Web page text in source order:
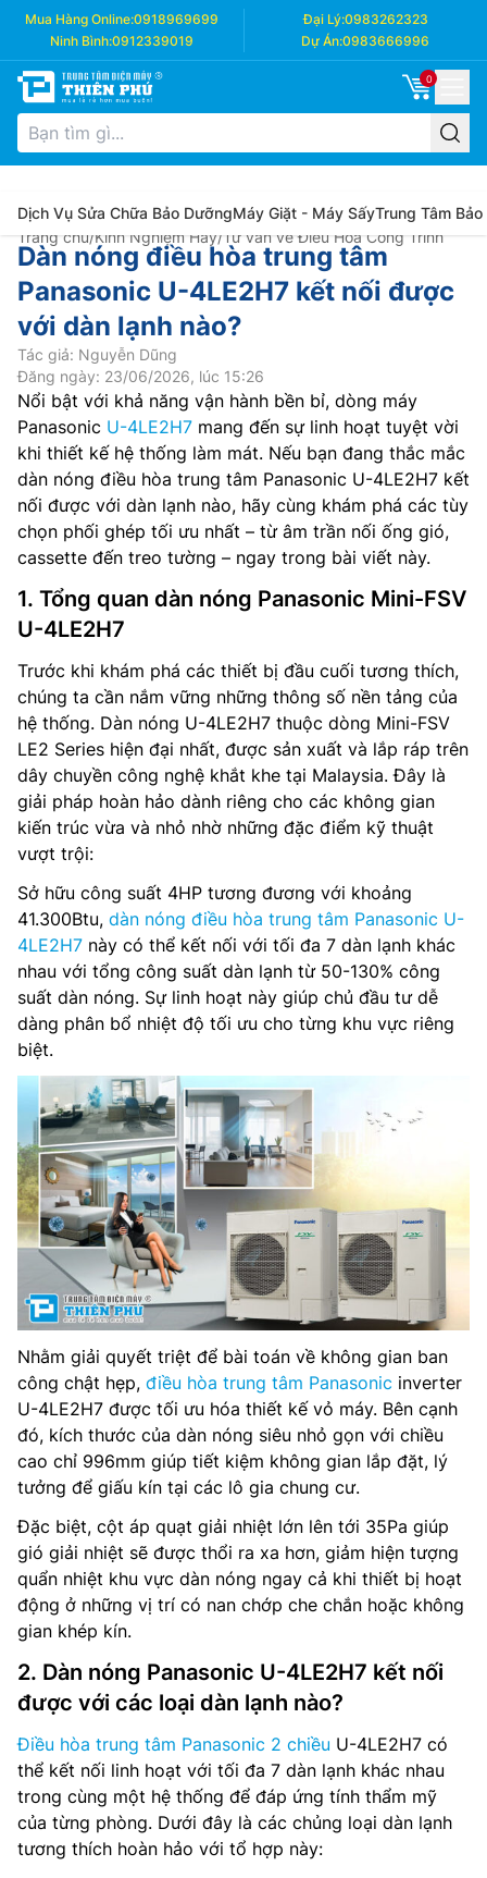
Mua Hàng Online:0918969699 Đại Lý:0983262323
Ninh Bình:0912339019 Dự Án:0983666996
0
Dịch Vụ Sửa Chữa Bảo DưỡngMáy Giặt - Máy SấyTrung Tâm Bảo
Trang chủ/Kinh Nghiệm Hay/Tư vấn về Điều Hòa Công Trình
Dàn nóng điều hòa trung tâm
Panasonic U-4LE2H7 kết nối được
với dàn lạnh nào?
Tác giả: Nguyễn Dũng
Đăng ngày: 23/06/2026, lúc 15:26
Nổi bật với khả năng vận hành bền bỉ, dòng máy
Panasonic U-4LE2H7 mang đến sự linh hoạt tuyệt vời
khi thiết kế hệ thống làm mát. Nếu bạn đang thắc mắc
dàn nóng điều hòa trung tâm Panasonic U-4LE2H7 kết
nối được với dàn lạnh nào, hãy cùng khám phá các tùy
chọn phối ghép tối ưu nhất – từ âm trần nối ống gió,
cassette đến treo tường – ngay trong bài viết này.
1. Tổng quan dàn nóng Panasonic Mini-FSV
U-4LE2H7
Trước khi khám phá các thiết bị đầu cuối tương thích,
chúng ta cần nắm vững những thông số nền tảng của
hệ thống. Dàn nóng U-4LE2H7 thuộc dòng Mini-FSV
LE2 Series hiện đại nhất, được sản xuất và lắp ráp trên
dây chuyền công nghệ khắt khe tại Malaysia. Đây là
giải pháp hoàn hảo dành riêng cho các không gian
kiến trúc vừa và nhỏ nhờ những đặc điểm kỹ thuật
vượt trội:
Sở hữu công suất 4HP tương đương với khoảng
41.300Btu, dàn nóng điều hòa trung tâm Panasonic U-
4LE2H7 này có thể kết nối với tối đa 7 dàn lạnh khác
nhau với tổng công suất dàn lạnh từ 50-130% công
suất dàn nóng. Sự linh hoạt này giúp chủ đầu tư dễ
dàng phân bổ nhiệt độ tối ưu cho từng khu vực riêng
biệt.
Nhằm giải quyết triệt để bài toán về không gian ban
công chật hẹp, điều hòa trung tâm Panasonic inverter
U-4LE2H7 được tối ưu hóa thiết kế vỏ máy. Bên cạnh
đó, kích thước của dàn nóng siêu nhỏ gọn với chiều
cao chỉ 996mm giúp tiết kiệm không gian lắp đặt, lý
tưởng để giấu kín tại các lô gia chung cư.
Đặc biệt, cột áp quạt giải nhiệt lớn lên tới 35Pa giúp
gió giải nhiệt sẽ được thổi ra xa hơn, giảm hiện tượng
quẩn nhiệt khu vực dàn nóng ngay cả khi thiết bị hoạt
động ở những vị trí có nan chớp che chắn hoặc không
gian khép kín.
2. Dàn nóng Panasonic U-4LE2H7 kết nối
được với các loại dàn lạnh nào?
Điều hòa trung tâm Panasonic 2 chiều U-4LE2H7 có
thể kết nối linh hoạt với tối đa 7 dàn lạnh khác nhau
trong cùng một hệ thống để đáp ứng tính thẩm mỹ
của từng phòng. Dưới đây là các chủng loại dàn lạnh
tương thích hoàn hảo với tổ hợp này: